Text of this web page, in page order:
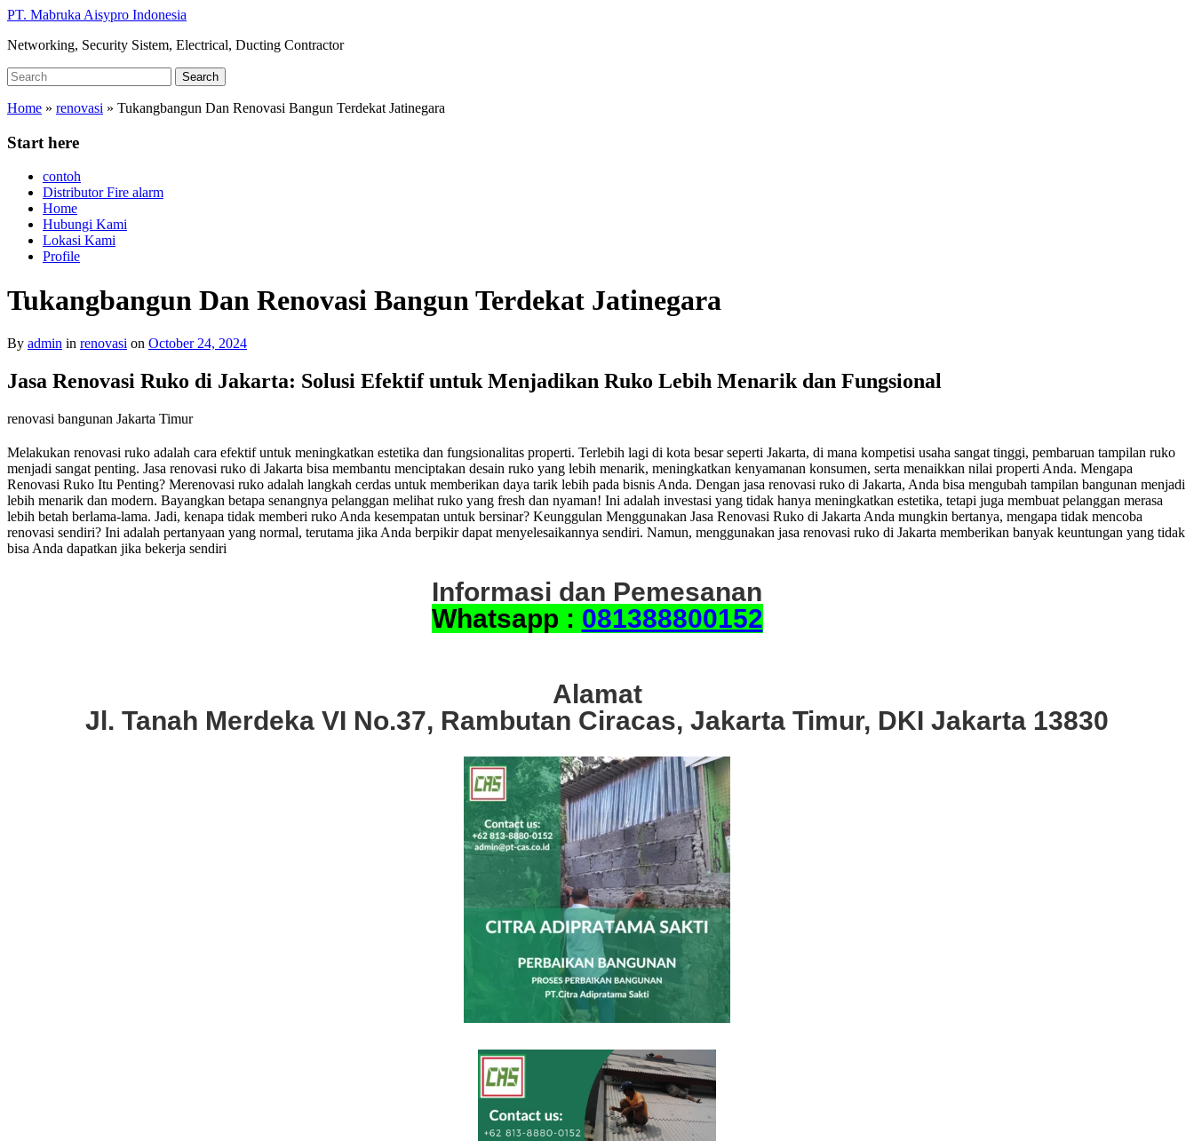
Skip
main
PT. Mabruka Aisypro Indonesia
Networking, Security Sistem, Electrical, Ducting Contractor
Search
for:
Search
Home » renovasi » Tukangbangun Dan Renovasi Bangun Terdekat Jatinegara
Start here
contoh
Distributor Fire alarm
Home
Hubungi Kami
Lokasi Kami
Profile
Tukangbangun Dan Renovasi Bangun Terdekat Jatinegara
By admin in renovasi on October 24, 2024
Jasa Renovasi Ruko di Jakarta: Solusi Efektif untuk Menjadikan Ruko Lebih Menarik dan Fungsional
renovasi bangunan Jakarta Timur
Melakukan renovasi ruko adalah cara efektif untuk meningkatkan estetika dan fungsionalitas properti. Terlebih lagi di kota besar seperti Jakarta, di mana kompetisi usaha sangat tinggi, pembaruan tampilan ruko
menjadi sangat penting. Jasa renovasi ruko di Jakarta bisa membantu menciptakan desain ruko yang lebih menarik, meningkatkan kenyamanan konsumen, serta menaikkan nilai properti Anda. Mengapa
Renovasi Ruko Itu Penting? Merenovasi ruko adalah langkah cerdas untuk memberikan daya tarik lebih pada bisnis Anda. Dengan jasa renovasi ruko di Jakarta, Anda bisa mengubah tampilan bangunan menjadi
lebih menarik dan modern. Bayangkan betapa senangnya pelanggan melihat ruko yang fresh dan nyaman! Ini adalah investasi yang tidak hanya meningkatkan estetika, tetapi juga membuat pelanggan merasa
lebih betah berlama-lama. Jadi, kenapa tidak memberi ruko Anda kesempatan untuk bersinar? Keunggulan Menggunakan Jasa Renovasi Ruko di Jakarta Anda mungkin bertanya, mengapa tidak mencoba
renovasi sendiri? Ini adalah pertanyaan yang normal, terutama jika Anda berpikir dapat menyelesaikannya sendiri. Namun, menggunakan jasa renovasi ruko di Jakarta memberikan banyak keuntungan yang tidak
bisa Anda dapatkan jika bekerja sendiri
Informasi dan Pemesanan
Whatsapp : 081388800152
Alamat
Jl. Tanah Merdeka VI No.37, Rambutan Ciracas, Jakarta Timur, DKI Jakarta 13830